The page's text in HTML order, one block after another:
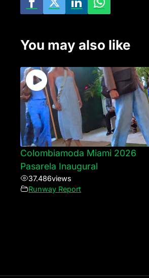
You may also like
Colombiamoda Miami 2026
Pasarela Inaugural
37.486views
Runway Report